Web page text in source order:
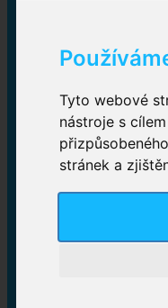
Tyto webové
nástroje s
stránek a
Plenkové
zalepovací,